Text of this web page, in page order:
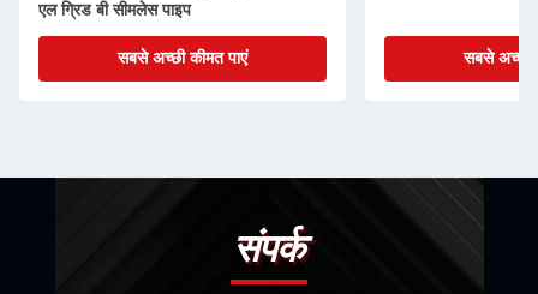
एल ग्रिड बी सीमलेस पाइप
सबसे अच्छी कीमत पाएं सबसे अच्छी
संपर्क